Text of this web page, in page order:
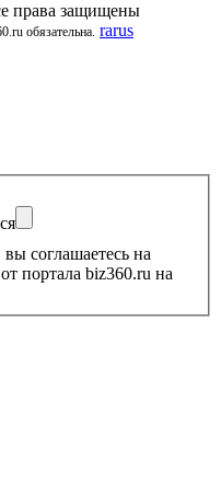
права защищены
обязательна. rarus
соглашаетесь на
портала biz360.ru на